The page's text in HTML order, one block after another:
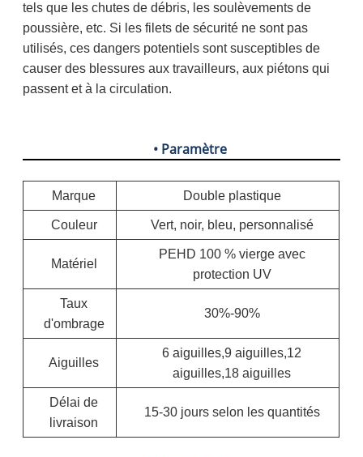
tels que les chutes de débris, les soulèvements de
poussière, etc. Si les filets de sécurité ne sont pas
utilisés, ces dangers potentiels sont susceptibles de
causer des blessures aux travailleurs, aux piétons qui
passent et à la circulation.
• Paramètre
Marque Double plastique
Couleur Vert, noir, bleu, personnalisé
Matériel
PEHD 100 % vierge avec
protection UV
Taux
d'ombrage
30%-90%
Aiguilles
6 aiguilles,9 aiguilles,12
aiguilles,18 aiguilles
Délai de
livraison
15-30 jours selon les quantités